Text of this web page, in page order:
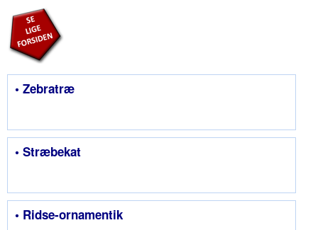
• Zebratræ
• Stræbekat
• Ridse-ornamentik